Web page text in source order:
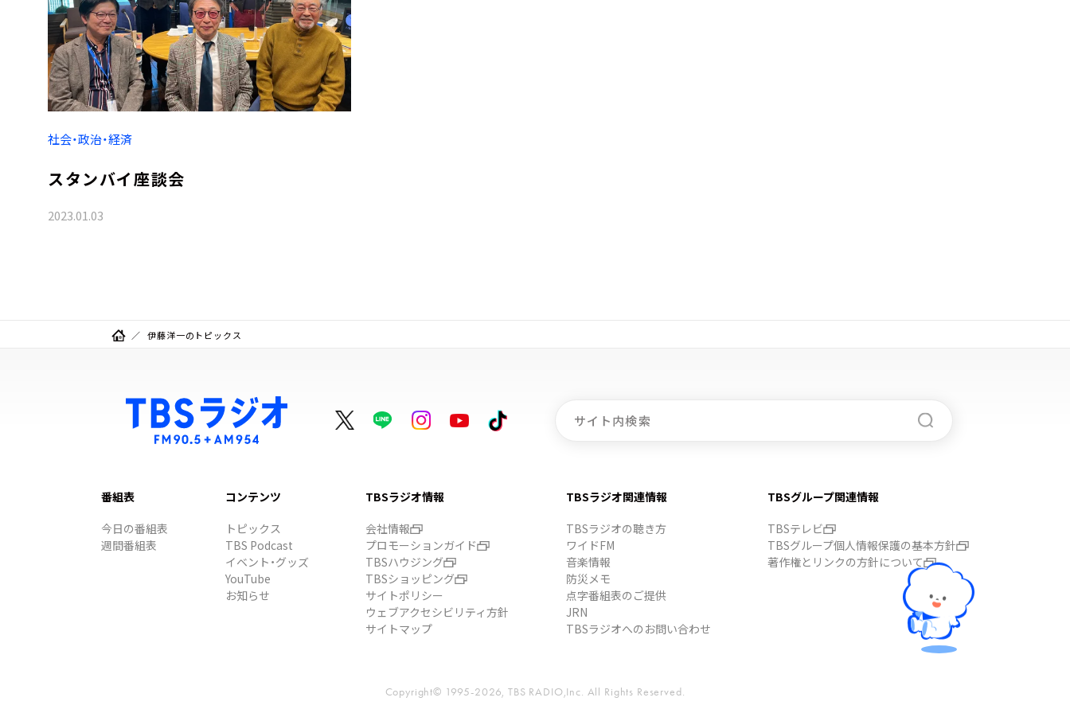
社会・政治・経済
スタンバイ座談会
2023.01.03
伊藤洋一のトピックス
番組表
今日の番組表
週間番組表
コンテンツ
トピックス
TBS Podcast
イベント・グッズ
YouTube
お知らせ
TBSラジオ情報
会社情報
プロモーションガイド
TBSハウジング
TBSショッピング
サイトポリシー
ウェブアクセシビリティ方針
サイトマップ
TBSラジオ関連情報
TBSラジオの聴き方
ワイドFM
音楽情報
防災メモ
点字番組表のご提供
JRN
TBSラジオへのお問い合わせ
TBSグループ関連情報
TBSテレビ
TBSグループ個人情報保護の基本方針
著作権とリンクの方針について
Copyright© 1995-2026, TBS RADIO,Inc. All Rights Reserved.